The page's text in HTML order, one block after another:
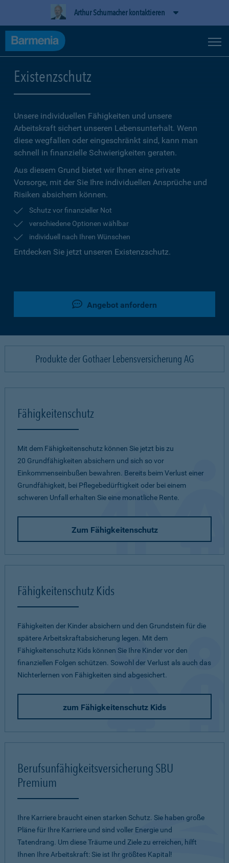
Arthur Schumacher kontaktieren
Existenzschutz
Unsere individuellen Fähigkeiten und unsere
Arbeitskraft sichert unseren Lebensunterhalt. Wenn
diese wegfallen oder eingeschränkt sind, kann man
schnell in finanzielle Schwierigkeiten geraten.
Aus diesem Grund bietet wir Ihnen eine private
Vorsorge, mit der Sie Ihre individuellen Ansprüche und
Risiken absichern können.
Schutz vor finanzieller Not
verschiedene Optionen wählbar
individuell nach Ihren Wünschen
Entdecken Sie jetzt unseren Existenzschutz.
Angebot anfordern
Produkte der Gothaer Lebensversicherung AG
Fähigkeitenschutz
Mit dem Fähigkeitenschutz können Sie jetzt bis zu
20 Grundfähigkeiten absichern und sich so vor
Einkommenseinbußen bewahren. Bereits beim Verlust einer
Grundfähigkeit, bei Pflegebedürftigkeit oder bei einem
schweren Unfall erhalten Sie eine monatliche Rente.
Zum Fähigkeitenschutz
Fähigkeitenschutz Kids
Fähigkeiten der Kinder absichern und den Grundstein für die
spätere Arbeitskraftabsicherung legen. Mit dem
Fähigkeitenschutz Kids können Sie Ihre Kinder vor den
finanziellen Folgen schützen. Sowohl der Verlust als auch das
Nichterlernen von Fähigkeiten sind abgesichert.
zum Fähigkeitenschutz Kids
Berufsunfähigkeitsversicherung SBU
Premium
Ihre Karriere braucht einen starken Schutz. Sie haben große
Pläne für Ihre Karriere und sind voller Energie und
Tatendrang. Um diese Träume und Ziele zu erreichen, hilft
Ihnen Ihre Arbeitskraft: Sie ist Ihr größtes Kapital!